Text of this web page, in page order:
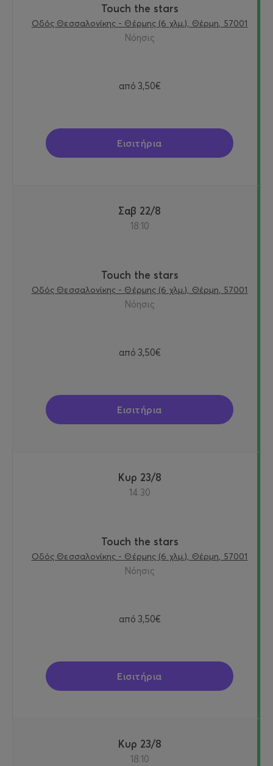
Touch the stars
Οδός Θεσσαλονίκης - Θέρμης (6 χλμ.), Θέρμη, 57001
Νόησις
από 3,50€
Εισιτήρια
Σαβ 22/8
18:10
Touch the stars
Οδός Θεσσαλονίκης - Θέρμης (6 χλμ.), Θέρμη, 57001
Νόησις
από 3,50€
Εισιτήρια
Κυρ 23/8
14:30
Touch the stars
Οδός Θεσσαλονίκης - Θέρμης (6 χλμ.), Θέρμη, 57001
Νόησις
από 3,50€
Εισιτήρια
Κυρ 23/8
18:10